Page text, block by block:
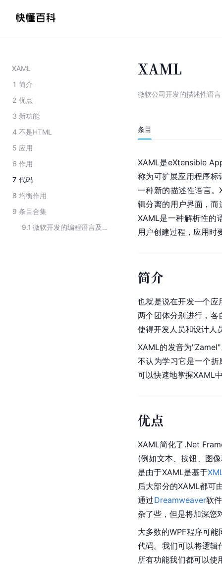
XAML
1 简介
2 优点
3 新功能
4 不是HTML
5 应用
6 作用
7 代码
8 均衡作用
9 条目合集
9.1
微软开发的编程语言及工具
XAML
微软公司开发的描述性语言
条目
XAML是eXtensible
称为可扩展应用程序标
一种新的描述性语言
辑分离的用户界面，而
XAML是一种解析性的
用户创建过程，应用时
简介
也就是说在开发一个应
两个团体分别进行，各
使得开发人员和设计人
XAML的发音为
不认为学习它是一个
可以快速地掌握XAML
优点
XAML简化了.Net
(例如文本、按钮、图
是由于XAML是基于
后大部分的XAML都可
通过Dreamweaver软
杂了些，但是将加深您
大多数的WPF程序可能
代码。我们可以将逻辑
所有功能我们都可以使